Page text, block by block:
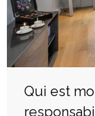
Qui est